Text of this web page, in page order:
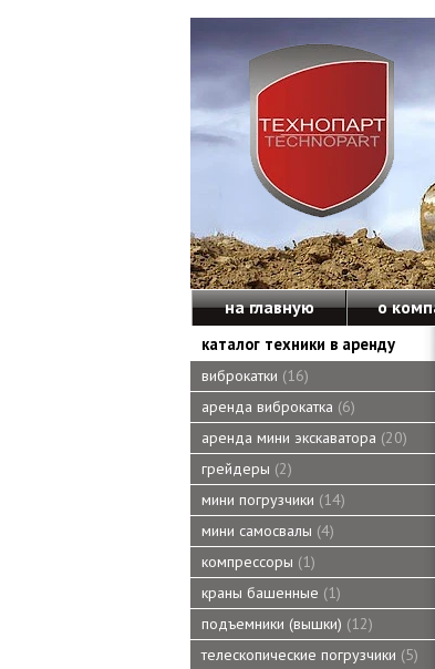
на главную о
каталог техники в аренду
виброкатки
16
аренда виброкатка 6
аренда мини экскаватора 20
грейдеры 2
мини погрузчики
14
мини самосвалы 4
компрессоры
1
краны башенные
1
подъемники (вышки)
12
телескопические погрузчики 5